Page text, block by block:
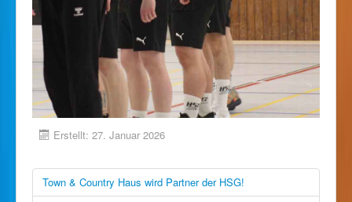
Erstellt: 27. Januar 2026
Town & Country Haus wird Partner der HSG!